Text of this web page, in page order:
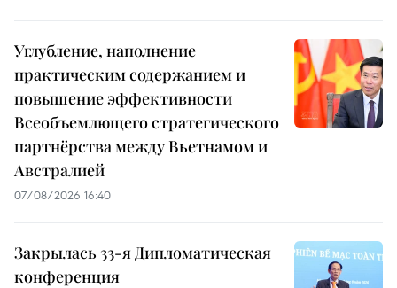
Углубление, наполнение
практическим содержанием и
повышение эффективности
Всеобъемлющего стратегического
партнёрства между Вьетнамом и
Австралией
07/08/2026 16:40
Закрылась 33-я Дипломатическая
конференция